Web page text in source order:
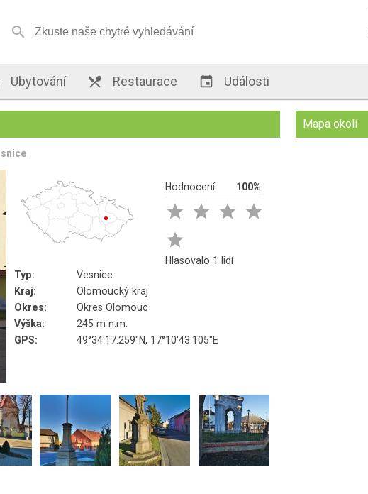

Ubytování  Restaurace  Události
Hodnocení 100%
   

Hlasovalo 1 lidí
Typ:
Vesnice
Kraj:
Olomoucký kraj
Okres:
Okres Olomouc
Výška:
245 m n.m.
GPS:
49°34'17.259"N, 17°10'43.105"E
Mapa okolí